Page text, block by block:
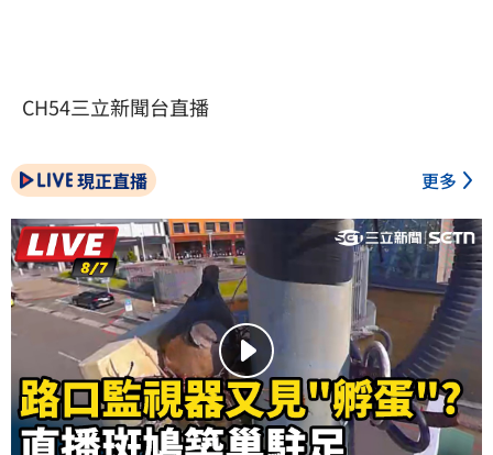
CH54三立新聞台直播
現正直播 更多